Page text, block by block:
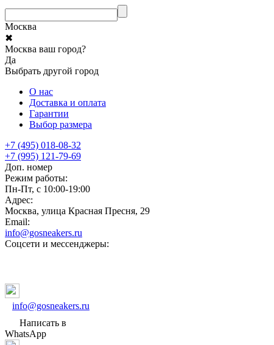
Москва
✖
Москва ваш город?
Да
Выбрать другой город
О нас
Доставка и оплата
Гарантии
Выбор размера
+7 (495) 018-08-32
+7 (995) 121-79-69
Доп. номер
Режим работы:
Пн-Пт, с 10:00-19:00
Адрес:
Москва, улица Красная Пресня, 29
Email:
info@gosneakers.ru
Соцсети и мессенджеры:
info@gosneakers.ru
Написать в
WhatsApp